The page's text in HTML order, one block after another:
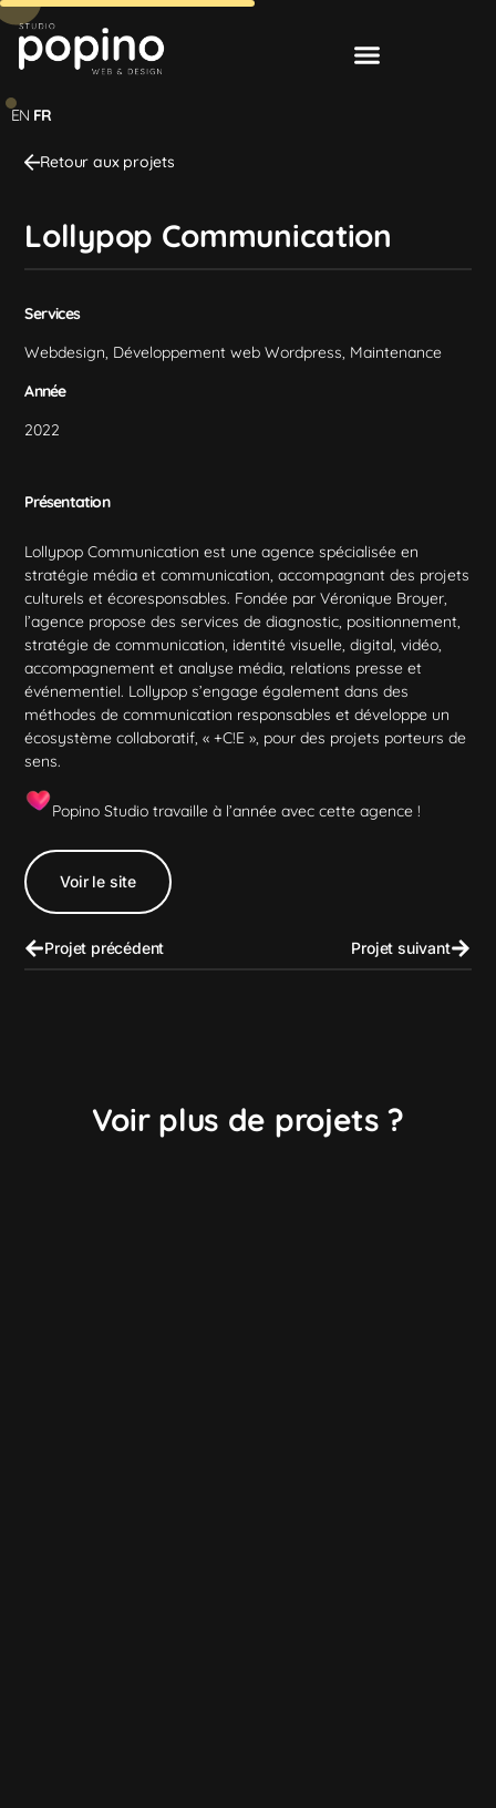
EN FR
Retour aux projets
Lollypop Communication
Services
Webdesign, Développement web Wordpress, Maintenance
Année
2022
Présentation
Lollypop Communication est une agence spécialisée en
stratégie média et communication, accompagnant des projets
culturels et écoresponsables. Fondée par Véronique Broyer,
l’agence propose des services de diagnostic, positionnement,
stratégie de communication, identité visuelle, digital, vidéo,
accompagnement et analyse média, relations presse et
événementiel. Lollypop s’engage également dans des
méthodes de communication responsables et développe un
écosystème collaboratif, « +C!E », pour des projets porteurs de
sens.
Popino Studio travaille à l’année avec cette agence !
Voir le site
Projet précédent Projet suivant
Voir plus de projets ?
Dites moi ce que je peux faire pour vous ?